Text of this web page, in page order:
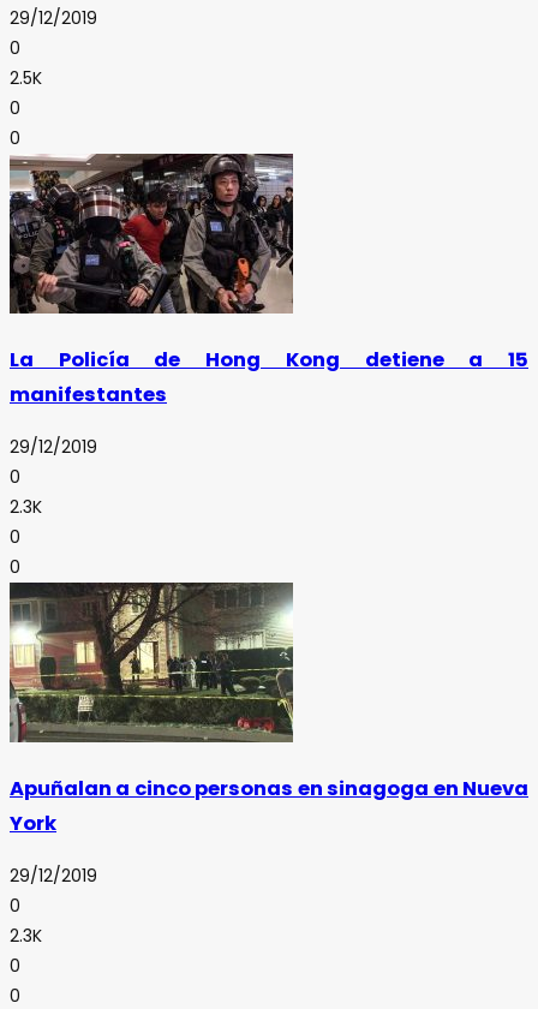
29/12/2019
0
2.5K
0
0
La Policía de Hong Kong detiene a 15
manifestantes
29/12/2019
0
2.3K
0
0
Apuñalan a cinco personas en sinagoga en Nueva
York
29/12/2019
0
2.3K
0
0